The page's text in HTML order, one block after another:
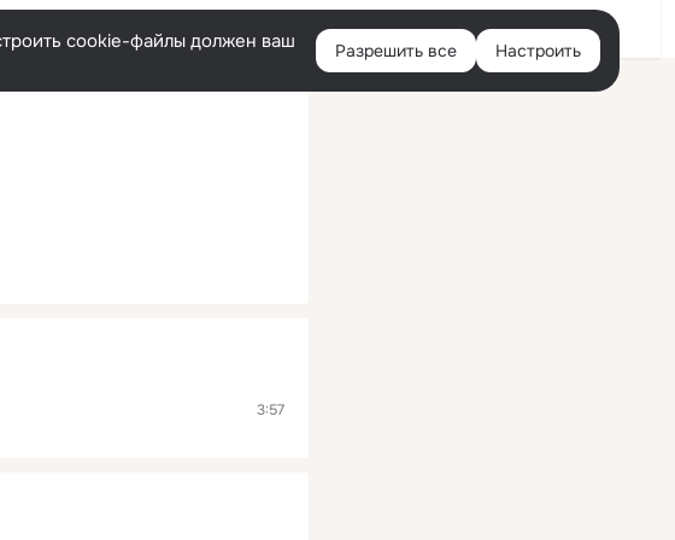
Русский Войти
cookie-файлы должен ваш
Разрешить все Настроить
3:57